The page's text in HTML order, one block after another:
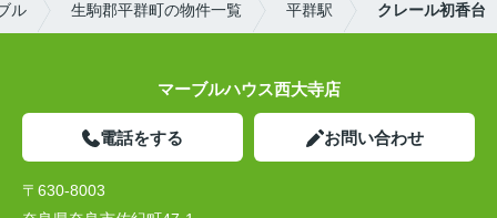
ル 生駒郡平群町の物件一覧 平群駅 クレール初香台
マーブルハウス西大寺店
電話をする お問い合わせ
〒630-8003